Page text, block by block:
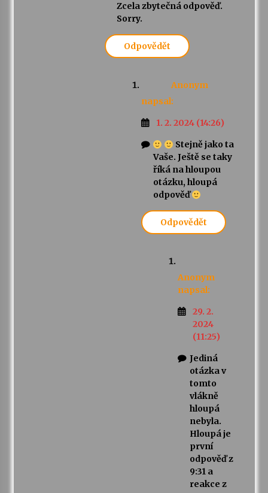
Zcela zbytečná odpověď.
Sorry.
Odpovědět
Anonym
napsal:
1. 2. 2024 (14:26)
Stejně jako ta
Vaše. Ještě se taky
říká na hloupou
otázku, hloupá
odpověď
Odpovědět
Anonym
napsal:
29. 2.
2024
(11:25)
Jediná
otázka v
tomto
vlákně
hloupá
nebyla.
Hloupá je
první
odpověď z
9:31 a
reakce z